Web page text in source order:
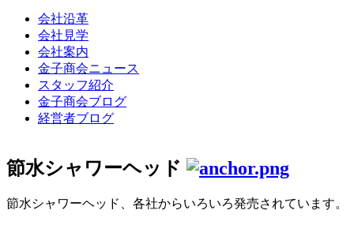
会社沿革
会社見学
会社案内
金子商会ニュース
スタッフ紹介
金子商会ブログ
経営者ブログ
節水シャワーヘッド
節水シャワーヘッド 、各社からいろいろ発売されています。